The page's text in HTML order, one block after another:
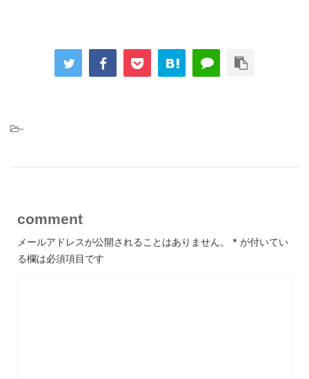
-
comment
メールアドレスが公開されることはありません。 * が付いてい
る欄は必須項目です